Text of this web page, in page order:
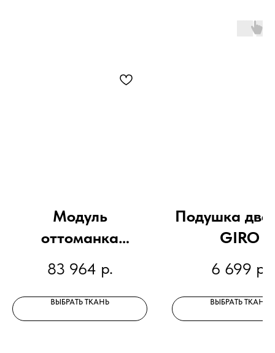
Модуль
оттоманка
трапеция GIRO
83 964 р.
ВЫБРАТЬ ТКАНЬ
Подушка
GIRO
6 699 р.
ВЫБРАТЬ ТКАНЬ